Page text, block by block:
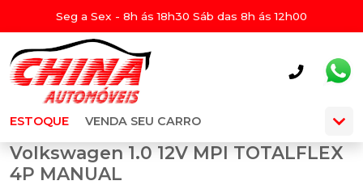
Seg a Sex - 8h ás 18h30 Sáb das 8h ás 12h00
ESTOQUE VENDA SEU CARRO
Volkswagen 1.0 12V MPI TOTALFLEX
4P MANUAL